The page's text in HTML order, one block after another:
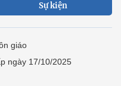
Sự kiện
giáo
ngày 17/10/2025